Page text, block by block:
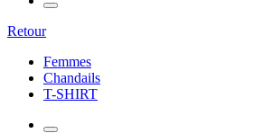
Retour
Femmes
Chandails
T-SHIRT